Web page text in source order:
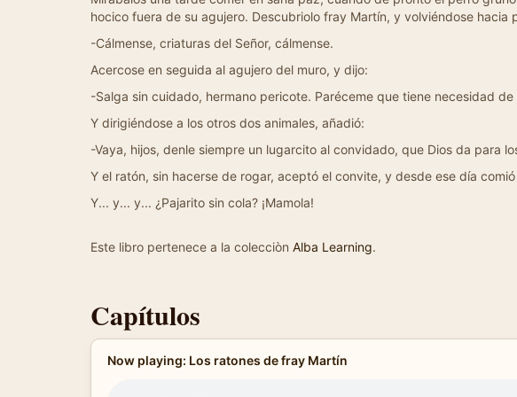
hocico fuera de su agujero. Descubriolo fray Martín, y volviéndose hacia
-Cálmense, criaturas del Señor, cálmense.
Acercose en seguida al agujero del muro, y dijo:
-Salga sin cuidado, hermano pericote. Paréceme que tiene necesidad
Y dirigiéndose a los otros dos animales, añadió:
-Vaya, hijos, denle siempre un lugarcito al convidado, que Dios da para
Y el ratón, sin hacerse de rogar, aceptó el convite, y desde ese día
Y... y... y... ¿Pajarito sin cola? ¡Mamola!
Este libro pertenece a la colecciòn Alba Learning.
Capítulos
Now playing: Los ratones de fray Martín